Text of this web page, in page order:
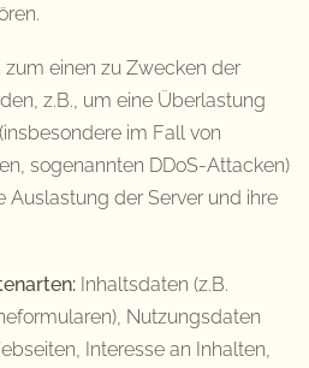
zum einen zu Zwecken der
z.B., um eine Überlastung
im Fall von
sogenannten DDoS-Attacken)
Auslastung der Server und ihre
Inhaltsdaten (z.B.
Nutzungsdaten
Interesse an Inhalten,